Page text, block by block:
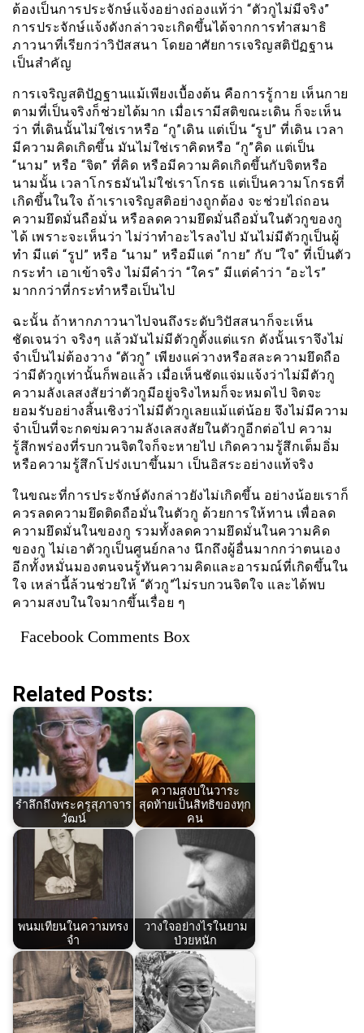
ต้องเป็นการประจักษ์แจ้งอย่างถ่องแท้ว่า “ตัวกูไม่มีจริง”
การประจักษ์แจ้งดังกล่าวจะเกิดขึ้นได้จากการทำสมาธิ
ภาวนาที่เรียกว่าวิปัสสนา โดยอาศัยการเจริญสติปัฏฐาน
เป็นสำคัญ
การเจริญสติปัฏฐานแม้เพียงเบื้องต้น คือการรู้กาย เห็นกาย
ตามที่เป็นจริงก็ช่วยได้มาก เมื่อเรามีสติขณะเดิน ก็จะเห็น
ว่า ที่เดินนั้นไม่ใช่เราหรือ “กู”เดิน แต่เป็น “รูป” ที่เดิน เวลา
มีความคิดเกิดขึ้น มันไม่ใช่เราคิดหรือ “กู”คิด แต่เป็น
“นาม” หรือ “จิต” ที่คิด หรือมีความคิดเกิดขึ้นกับจิตหรือ
นามนั้น เวลาโกรธมันไม่ใช่เราโกรธ แต่เป็นความโกรธที่
เกิดขึ้นในใจ ถ้าเราเจริญสติอย่างถูกต้อง จะช่วยไถ่ถอน
ความยึดมั่นถือมั่น หรือลดความยึดมั่นถือมั่นในตัวกูของกู
ได้ เพราะจะเห็นว่า ไม่ว่าทำอะไรลงไป มันไม่มีตัวกูเป็นผู้
ทำ มีแต่ “รูป” หรือ “นาม” หรือมีแต่ “กาย” กับ “ใจ” ที่เป็นตัว
กระทำ เอาเข้าจริง ไม่มีคำว่า “ใคร” มีแต่คำว่า “อะไร”
มากกว่าที่กระทำหรือเป็นไป
ฉะนั้น ถ้าหากภาวนาไปจนถึงระดับวิปัสสนาก็จะเห็น
ชัดเจนว่า จริงๆ แล้วมันไม่มีตัวกูตั้งแต่แรก ดังนั้นเราจึงไม่
จำเป็นไม่ต้องวาง “ตัวกู” เพียงแค่วางหรือสละความยึดถือ
ว่ามีตัวกูเท่านั้นก็พอแล้ว เมื่อเห็นชัดแจ่มแจ้งว่าไม่มีตัวกู
ความลังเลสงสัยว่าตัวกูมีอยู่จริงไหมก็จะหมดไป จิตจะ
ยอมรับอย่างสิ้นเชิงว่าไม่มีตัวกูเลยแม้แต่น้อย จึงไม่มีความ
จำเป็นที่จะกดข่มความลังเลสงสัยในตัวกูอีกต่อไป ความ
รู้สึกพร่องที่รบกวนจิตใจก็จะหายไป เกิดความรู้สึกเต็มอิ่ม
หรือความรู้สึกโปร่งเบาขึ้นมา เป็นอิสระอย่างแท้จริง
ในขณะที่การประจักษ์ดังกล่าวยังไม่เกิดขึ้น อย่างน้อยเราก็
ควรลดความยึดติดถือมั่นในตัวกู ด้วยการให้ทาน เพื่อลด
ความยึดมั่นในของกู รวมทั้งลดความยึดมั่นในความคิด
ของกู ไม่เอาตัวกูเป็นศูนย์กลาง นึกถึงผู้อื่นมากกว่าตนเอง
อีกทั้งหมั่นมองตนจนรู้ทันความคิดและอารมณ์ที่เกิดขึ้นใน
ใจ เหล่านี้ล้วนช่วยให้ “ตัวกู”ไม่รบกวนจิตใจ และได้พบ
ความสงบในใจมากขึ้นเรื่อย ๆ
Facebook Comments Box
Related Posts:
รำลึกถึงพระครูสุภาจาร
วัฒน์
ความสงบในวาระ
สุดท้ายเป็นสิทธิของทุก
คน
พนมเทียนในความทรง
จำ
วางใจอย่างไรในยาม
ป่วยหนัก